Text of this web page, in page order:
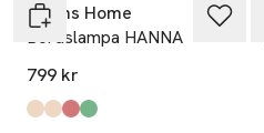
Åhléns Home
Bordslampa HANNA
799 kr
Produkten finns i färgerna:
Beige,
Cream,
Burgundy
Lt Green,